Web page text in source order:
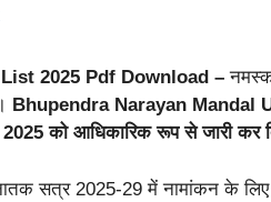
2025 Pdf Download –
Bhupendra Narayan Mandal
को आधिकारिक रूप से जारी कर
सत्र 2025-29 में नामांकन के